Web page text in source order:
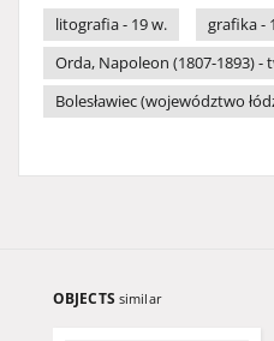
litografia - 19 w.
grafika -
Orda, Napoleon (1807-1893) -
Bolesławiec (województwo
OBJECTS similar